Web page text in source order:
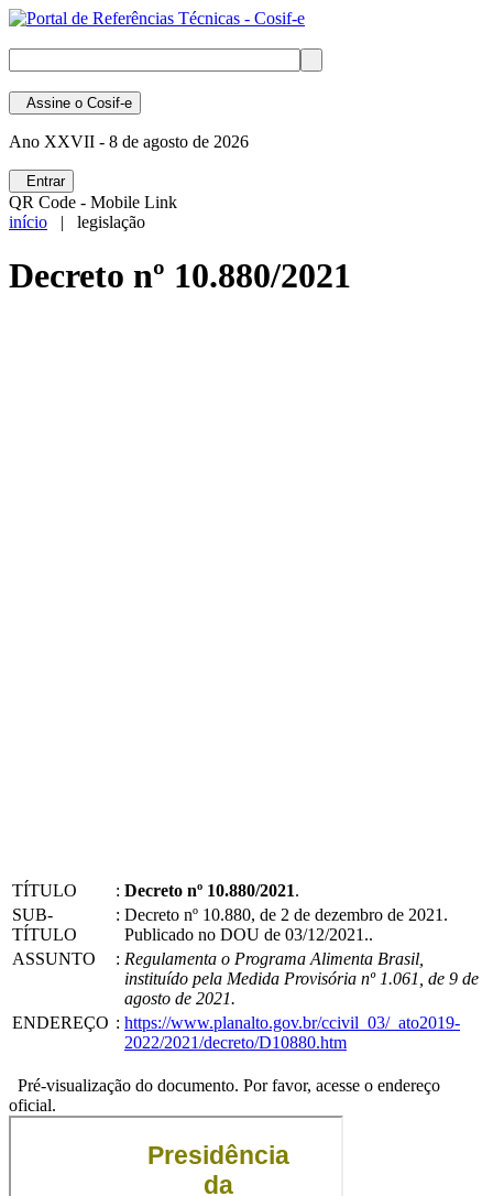
Assine o Cosif-e
Ano XXVII - 8 de agosto de 2026
Entrar
QR Code - Mobile Link
início | legislação
Decreto nº 10.880/2021
TÍTULO : Decreto nº 10.880/2021.
SUB-
TÍTULO
: Decreto nº 10.880, de 2 de dezembro de 2021.
Publicado no DOU de 03/12/2021..
ASSUNTO
: Regulamenta o Programa Alimenta Brasil,
instituído pela Medida Provisória nº 1.061, de 9 de
agosto de 2021.
ENDEREÇO : https://www.planalto.gov.br/ccivil_03/_ato2019-
2022/2021/decreto/D10880.htm
Pré-visualização do documento. Por favor, acesse o endereço
oficial.